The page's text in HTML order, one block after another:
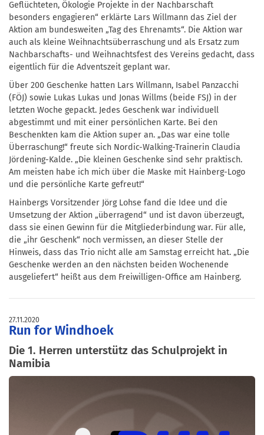
Geflüchteten, Ökologie Projekte in der Nachbarschaft
besonders engagieren“ erklärte Lars Willmann das Ziel der
Aktion am bundesweiten „Tag des Ehrenamts“. Die Aktion war
auch als kleine Weihnachtsüberraschung und als Ersatz zum
Nachbarschafts- und Weihnachtsfest des Vereins gedacht, dass
eigentlich für die Adventszeit geplant war.
Über 200 Geschenke hatten Lars Willmann, Isabel Panzacchi
(FÖJ) sowie Lukas Lukas und Jonas Willms (beide FSJ) in der
letzten Woche gepackt. Jedes Geschenk war individuell
abgestimmt und mit einer persönlichen Karte. Bei den
Beschenkten kam die Aktion super an. „Das war eine tolle
Überraschung!“ freute sich Nordic-Walking-Trainerin Claudia
Jördening-Kalde. „Die kleinen Geschenke sind sehr praktisch.
Am meisten habe ich mich über die Maske mit Hainberg-Logo
und die persönliche Karte gefreut!“
Hainbergs Vorsitzender Jörg Lohse fand die Idee und die
Umsetzung der Aktion „überragend“ und ist davon überzeugt,
dass sie einen Gewinn für die Mitgliederbindung war. Für alle,
die „ihr Geschenk“ noch vermissen, an dieser Stelle der
Hinweis, dass das Trio nicht alle am Samstag erreicht hat. „Die
Geschenke werden an den nächsten beiden Wochenende
ausgeliefert“ heißt aus dem Freiwilligen-Office am Hainberg.
27.11.2020
Run for Windhoek
Die 1. Herren unterstütz das Schulprojekt in
Namibia